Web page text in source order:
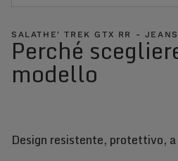
SALATHE' TREK GTX RR - JEANS
Perché
modello
Design resistente, protettivo,